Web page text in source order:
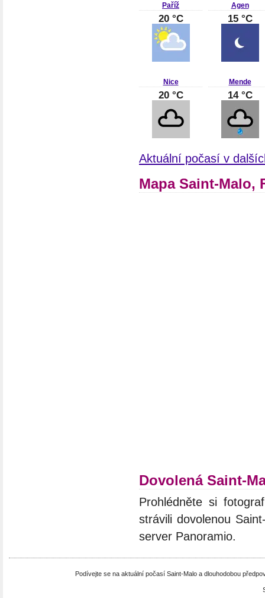
Paříž
20 °C
Agen
15 °C
Nice
20 °C
Mende
14 °C
Aktuální počasí v
Mapa Saint-Malo,
Dovolená Saint-
Prohlédněte si
strávili dovolenou
server Panoramio.
Podívejte se na aktuální počasí Saint-Malo a dlouhodobou